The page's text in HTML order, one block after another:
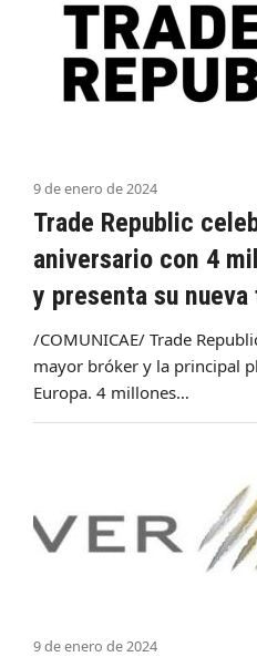
9 de enero de 2024
Trade Republic
aniversario con 4
y presenta su
/COMUNICAE/ Trade
mayor bróker y la principal
Europa. 4 millones…
9 de enero de 2024